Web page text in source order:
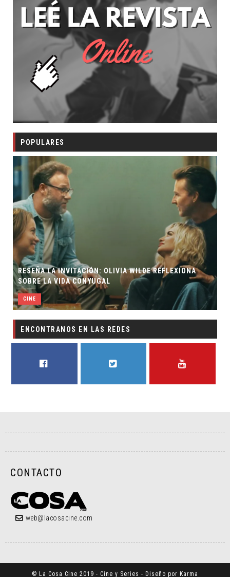
POPULARES
RESEÑA LA INVITACIÓN: OLIVIA WILDE REFLEXIONA
SOBRE LA VIDA CONYUGAL
CINE
ENCONTRANOS EN LAS REDES
CONTACTO
web@lacosacine.com
© La Cosa Cine 2019 - Cine y Series - Diseño por Karma